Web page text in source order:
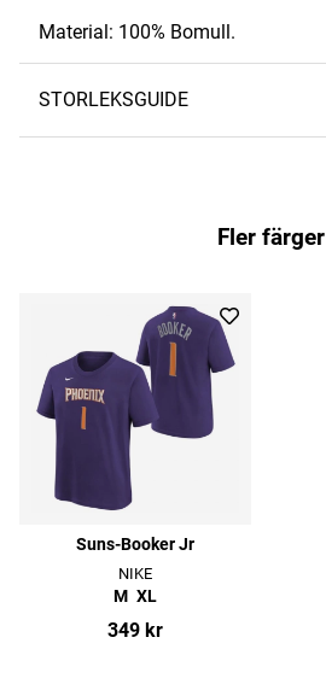
Material: 100% Bomull.
STORLEKSGUIDE
Fler färger
Suns-Booker Jr
NIKE
M XL
349 kr